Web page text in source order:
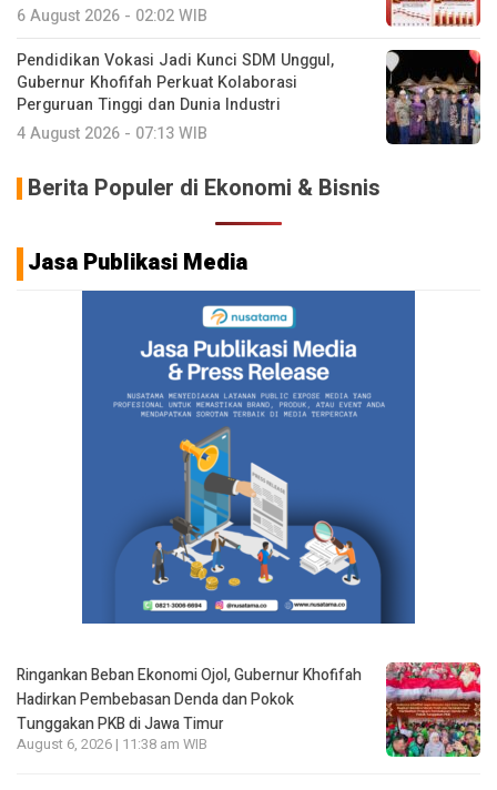
6 August 2026 - 02:02 WIB
Pendidikan Vokasi Jadi Kunci SDM Unggul,
Gubernur Khofifah Perkuat Kolaborasi
Perguruan Tinggi dan Dunia Industri
4 August 2026 - 07:13 WIB
Berita Populer di Ekonomi & Bisnis
Jasa Publikasi Media
Ringankan Beban Ekonomi Ojol, Gubernur Khofifah
Hadirkan Pembebasan Denda dan Pokok
Tunggakan PKB di Jawa Timur
August 6, 2026 | 11:38 am WIB